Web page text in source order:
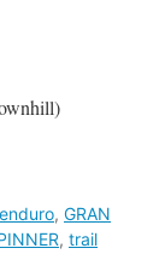
enduro, GRAN
, trail